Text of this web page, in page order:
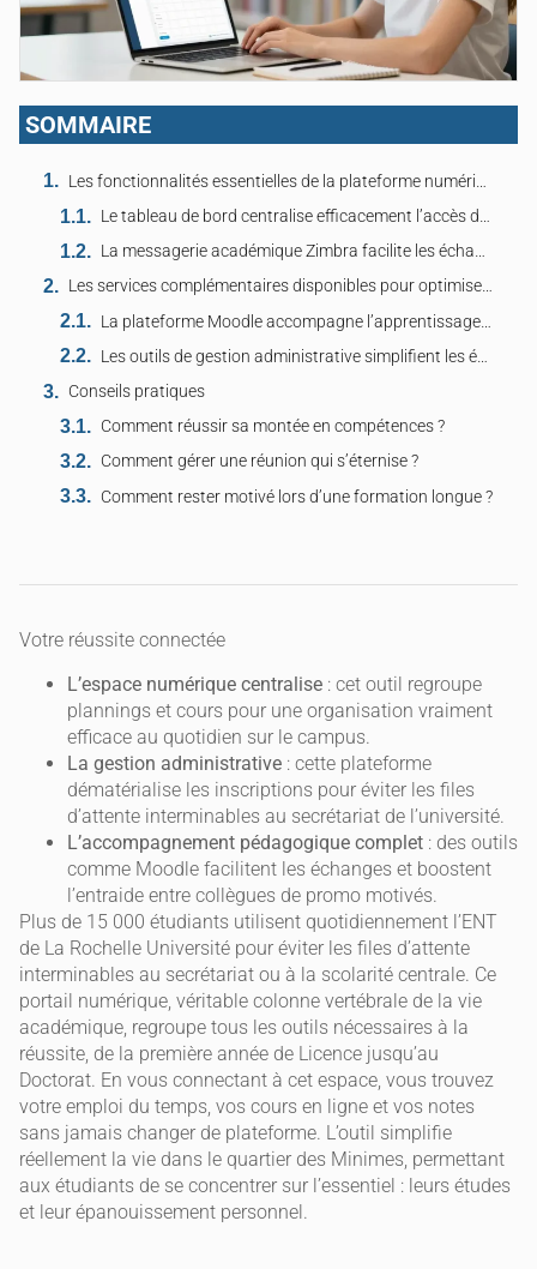
SOMMAIRE
Les fonctionnalités essentielles de la plateforme numérique pour les étudiants rochelais
Le tableau de bord centralise efficacement l’accès direct aux cours et aux résultats
La messagerie académique Zimbra facilite les échanges quotidiens avec l’ensemble des enseignants
Les services complémentaires disponibles pour optimiser le parcours universitaire
La plateforme Moodle accompagne l’apprentissage en ligne via des ressources pédagogiques riches
Les outils de gestion administrative simplifient les étapes cruciales de la scolarité
Conseils pratiques
Comment réussir sa montée en compétences ?
Comment gérer une réunion qui s’éternise ?
Comment rester motivé lors d’une formation longue ?
Votre réussite connectée
L’espace numérique centralise : cet outil regroupe
plannings et cours pour une organisation vraiment
efficace au quotidien sur le campus.
La gestion administrative : cette plateforme
dématérialise les inscriptions pour éviter les files
d’attente interminables au secrétariat de l’université.
L’accompagnement pédagogique complet : des outils
comme Moodle facilitent les échanges et boostent
l’entraide entre collègues de promo motivés.
Plus de 15 000 étudiants utilisent quotidiennement l’ENT
de La Rochelle Université pour éviter les files d’attente
interminables au secrétariat ou à la scolarité centrale. Ce
portail numérique, véritable colonne vertébrale de la vie
académique, regroupe tous les outils nécessaires à la
réussite, de la première année de Licence jusqu’au
Doctorat. En vous connectant à cet espace, vous trouvez
votre emploi du temps, vos cours en ligne et vos notes
sans jamais changer de plateforme. L’outil simplifie
réellement la vie dans le quartier des Minimes, permettant
aux étudiants de se concentrer sur l’essentiel : leurs études
et leur épanouissement personnel.